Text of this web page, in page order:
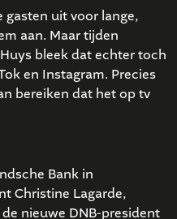
gasten uit voor lange,
aan. Maar tijden
bleek dat echter toch
en Instagram. Precies
bereiken dat het op tv
Bank in
Christine Lagarde,
nieuwe DNB-president